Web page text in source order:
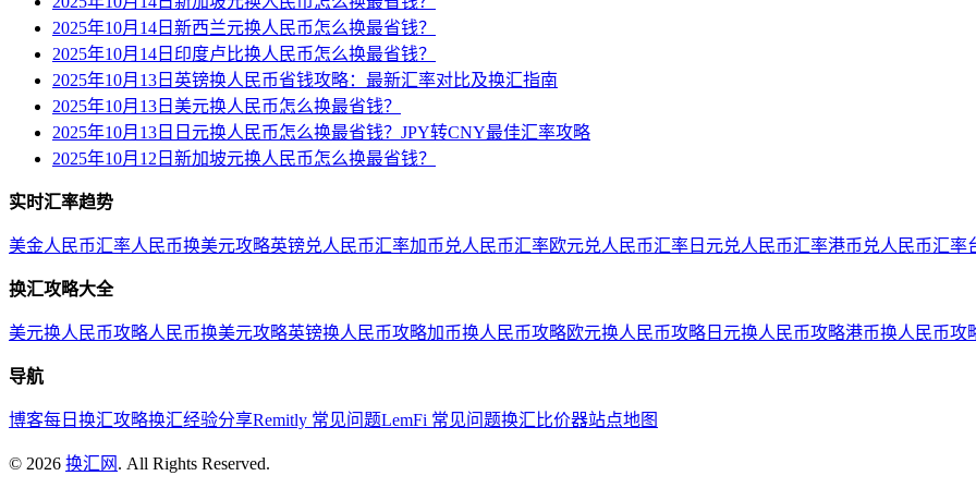
2025年10月14日新西兰元换人民币怎么换最省钱？
2025年10月14日印度卢比换人民币怎么换最省钱？
2025年10月13日英镑换人民币省钱攻略：最新汇率对比及换汇指南
2025年10月13日美元换人民币怎么换最省钱？
2025年10月13日日元换人民币怎么换最省钱？JPY转CNY最佳汇率攻略
2025年10月12日新加坡元换人民币怎么换最省钱？
实时汇率趋势
美金人民币汇率人民币换美元攻略英镑兑人民币汇率加币兑人民币汇率欧元兑人民币汇率 日元兑人民币汇率港币兑人民币汇率
换汇攻略大全
美元换人民币攻略人民币换美元攻略英镑换人民币攻略加币换人民币攻略欧元换人民币攻略 日元换人民币攻略港币换人民币攻
导航
博客每日换汇攻略换汇经验分享Remitly 常见问题LemFi 常见问题换汇比价器站点地图
© 2026 换汇网 . All Rights Reserved.